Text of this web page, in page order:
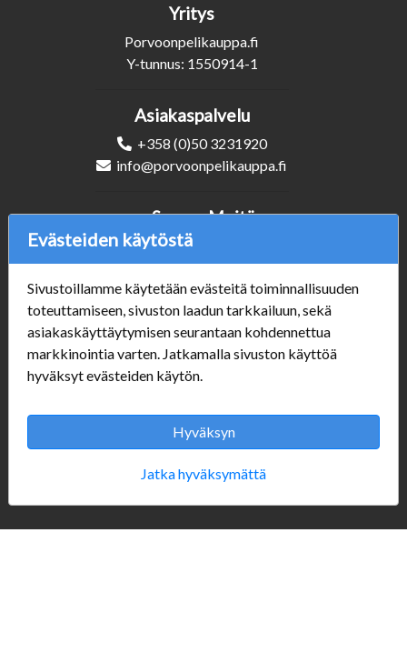
Yritys
Porvoonpelikauppa.fi
Y-tunnus: 1550914-1
Asiakaspalvelu
+358 (0)50 3231920
info@porvoonpelikauppa.fi
Verkkokauppa
#Yhteiskuntavastuu
#porvoonsithlord
Tilaus- ja toimitusehdot
Mannerheiminkatu 10
Aukioloajat:
Seuraa Meitä
Evästeiden käytöstä
Sivustoillamme käytetään evästeitä toiminnallisuuden
toteuttamiseen, sivuston laadun tarkkailuun, sekä
asiakaskäyttäytymisen seurantaan kohdennettua
markkinointia varten. Jatkamalla sivuston käyttöä
hyväksyt evästeiden käytön.
Hyväksyn
Jatka hyväksymättä